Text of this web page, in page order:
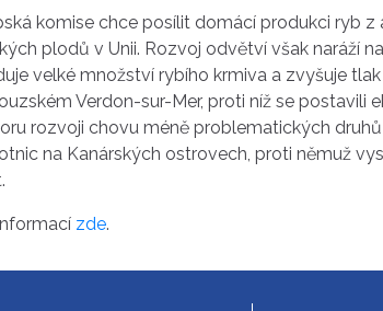
komise chce posílit domácí produkci ryb
plodů v Unii. Rozvoj odvětví však naráží
velké množství rybího krmiva a zvyšuje
Verdon-sur-Mer, proti níž se
rozvoji chovu méně problematických
na Kanárských ostrovech, proti němuž
zde.